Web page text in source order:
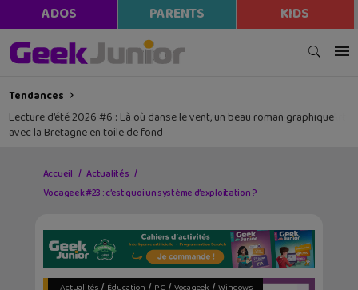
ADOS PARENTS KIDS
Tendances
Lecture d’été 2026 #6 : Là où danse le vent, un beau roman graphique
avec la Bretagne en toile de fond
Accueil
Actualités
Vocageek #23 : c’est quoi un système d’exploitation ?
modal-check